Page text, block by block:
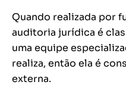
Quando realizada por
auditoria jurídica é
uma equipe
realiza, então ela é
externa.